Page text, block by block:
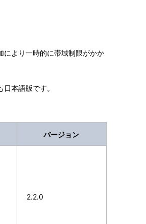
により一時的に帯域制限がかか
本語版です。
バージョン
2.2.0